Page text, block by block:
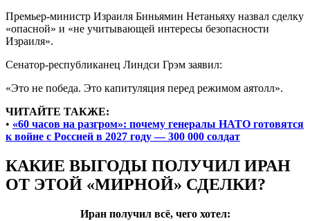
Премьер-министр Израиля Биньямин Нетаньяху назвал сделку
«опасной» и «не учитывающей интересы безопасности
Израиля».
Сенатор-республиканец Линдси Грэм заявил:
«Это не победа. Это капитуляция перед режимом аятолл».
ЧИТАЙТЕ ТАКЖЕ:
• «60 часов на разгром»: почему генералы НАТО готовятся
к войне с Россией в 2027 году — 300 000 солдат
КАКИЕ ВЫГОДЫ ПОЛУЧИЛ ИРАН
ОТ ЭТОЙ «МИРНОЙ» СДЕЛКИ?
Иран получил всё, чего хотел: